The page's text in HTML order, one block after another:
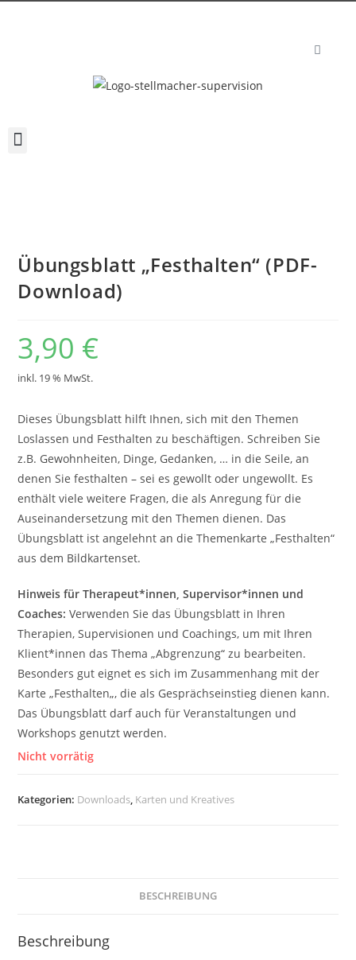
Übungsblatt „Festhalten“ (PDF-
Download)
3,90 €
inkl. 19 % MwSt.
Dieses Übungsblatt hilft Ihnen, sich mit den Themen
Loslassen und Festhalten zu beschäftigen. Schreiben Sie
z.B. Gewohnheiten, Dinge, Gedanken, … in die Seile, an
denen Sie festhalten – sei es gewollt oder ungewollt. Es
enthält viele weitere Fragen, die als Anregung für die
Auseinandersetzung mit den Themen dienen. Das
Übungsblatt ist angelehnt an die Themenkarte „Festhalten“
aus dem Bildkartenset.
Hinweis für Therapeut*innen, Supervisor*innen und
Coaches: Verwenden Sie das Übungsblatt in Ihren
Therapien, Supervisionen und Coachings, um mit Ihren
Klient*innen das Thema „Abgrenzung“ zu bearbeiten.
Besonders gut eignet es sich im Zusammenhang mit der
Karte „Festhalten„, die als Gesprächseinstieg dienen kann.
Das Übungsblatt darf auch für Veranstaltungen und
Workshops genutzt werden.
Nicht vorrätig
Kategorien: Downloads, Karten und Kreatives
BESCHREIBUNG
Beschreibung